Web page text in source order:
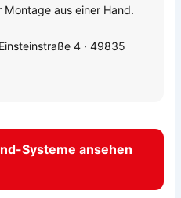
aus einer Hand.
4 · 49835
Systeme ansehen